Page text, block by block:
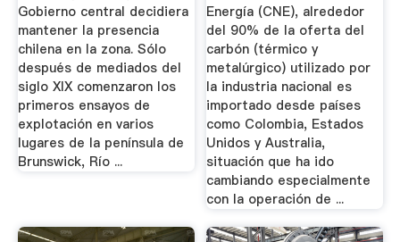
Gobierno central decidiera
mantener la presencia
chilena en la zona. Sólo
después de mediados del
siglo XIX comenzaron los
primeros ensayos de
explotación en varios
lugares de la península de
Brunswick, Río ...
Energía (CNE), alrededor
del 90% de la oferta del
carbón (térmico y
metalúrgico) utilizado por
la industria nacional es
importado desde países
como Colombia, Estados
Unidos y Australia,
situación que ha ido
cambiando especialmente
con la operación de ...